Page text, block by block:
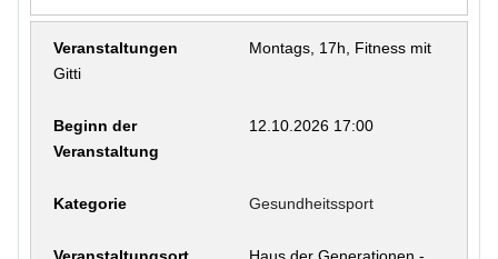
Montags, 17h, Fitness mit
Gitti
12.10.2026 17:00
Gesundheitssport